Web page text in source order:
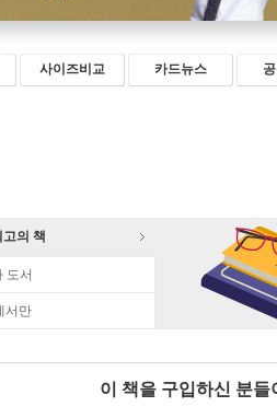
사이즈비교 카드뉴스
의 책
도서
서만
이 책을 구입하신 분